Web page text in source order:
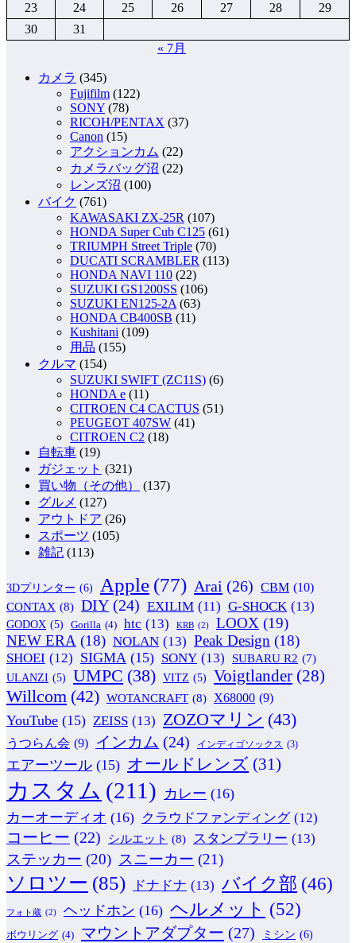
23
24 25 26 27 28
29
30
31
« 7月
カメラ (345)
Fujifilm (122)
SONY (78)
RICOH/PENTAX (37)
Canon (15)
アクションカム (22)
カメラバッグ沼 (22)
レンズ沼 (100)
バイク (761)
KAWASAKI ZX-25R (107)
HONDA Super Cub C125 (61)
TRIUMPH Street Triple (70)
DUCATI SCRAMBLER (113)
HONDA NAVI 110 (22)
SUZUKI GS1200SS (106)
SUZUKI EN125-2A (63)
HONDA CB400SB (11)
Kushitani (109)
用品 (155)
クルマ (154)
SUZUKI SWIFT (ZC11S) (6)
HONDA e (11)
CITROEN C4 CACTUS (51)
PEUGEOT 407SW (41)
CITROEN C2 (18)
自転車 (19)
ガジェット (321)
買い物（その他）
(137)
グルメ (127)
アウトドア (26)
スポーツ (105)
雑記 (113)
3Dプリンター (6) Apple (77) Arai (26) CBM (10)
CONTAX (8) DIY (24) EXILIM (11) G-SHOCK (13)
GODOX (5) Gorilla (4) htc (13) KRB (2) LOOX (19)
NEW ERA (18) NOLAN (13) Peak Design (18)
SHOEI (12) SIGMA (15) SONY (13) SUBARU R2 (7)
ULANZI (5) UMPC (38) VITZ (5) Voigtlander (28)
Willcom (42) WOTANCRAFT (8) X68000 (9)
YouTube (15) ZEISS (13) ZOZOマリン (43)
うつらん会 (9) インカム (24) インディゴソックス (3)
エアーツール (15) オールドレンズ (31)
カスタム (211) カレー (16)
カーオーディオ (16) クラウドファンディング (12)
コーヒー (22) シルエット (8) スタンプラリー (13)
ステッカー (20) スニーカー (21)
ソロツー (85) ドナドナ (13) バイク部 (46)
フォト蔵 (2) ヘッドホン (16) ヘルメット (52)
ボウリング (4) マウントアダプター (27) ミシン (6)